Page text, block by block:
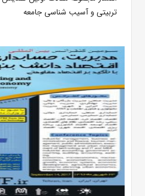
تربیتی و آسیب شناسی جامعه